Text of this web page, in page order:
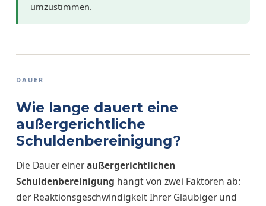
umzustimmen.
DAUER
Wie lange dauert eine
außergerichtliche
Schuldenbereinigung?
Die Dauer eineraußergerichtlichen
Schuldenbereinigung hängt von zwei Faktoren ab:
der Reaktionsgeschwindigkeit Ihrer Gläubiger und